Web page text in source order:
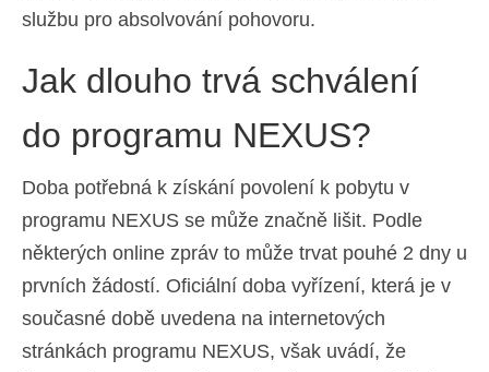
službu pro absolvování pohovoru.
Jak dlouho trvá schválení
do programu NEXUS?
Doba potřebná k získání povolení k pobytu v
programu NEXUS se může značně lišit. Podle
některých online zpráv to může trvat pouhé 2 dny u
prvních žádostí. Oficiální doba vyřízení, která je v
současné době uvedena na internetových
stránkách programu NEXUS, však uvádí, že